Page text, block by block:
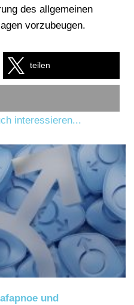
des allgemeinen
vorzubeugen.
teilen
interessieren...
und